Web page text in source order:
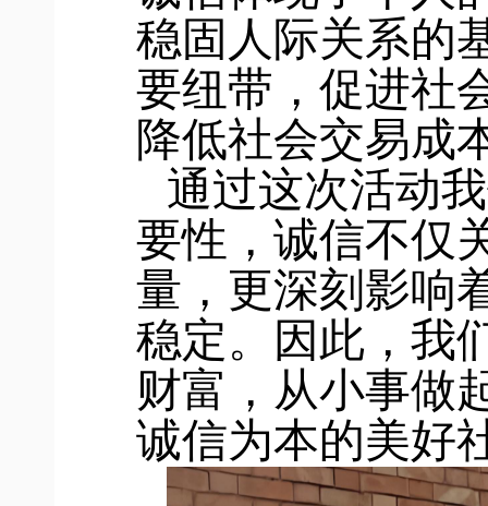
稳固人际关系的
要纽带，促进社
降低社会交易成
通过这次活动
要性，诚信不仅
量，更深刻影响
稳定。因此，我
财富，从小事做
诚信为本的美好